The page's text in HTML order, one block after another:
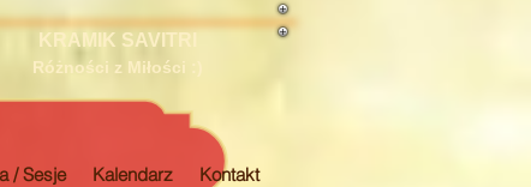
KRAMIK SAVITRI
Różności z Miłości :)
/ Sesje Kalendarz Kontakt